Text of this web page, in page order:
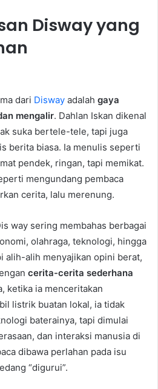
Disway yang
dari Disway adalah gaya
mengalir. Dahlan Iskan dikenal
suka bertele-tele, tapi juga
berita biasa. Ia menulis seperti
pendek, ringan, tapi memikat.
mengundang pembaca
cerita, lalu merenung.
way sering membahas berbagai
olahraga, teknologi, hingga
alih-alih menyajikan opini berat,
cerita-cerita sederhana
ketika ia menceritakan
listrik buatan lokal, ia tidak
baterainya, tapi dimulai
dan interaksi manusia di
dibawa perlahan pada isu
“digurui”.